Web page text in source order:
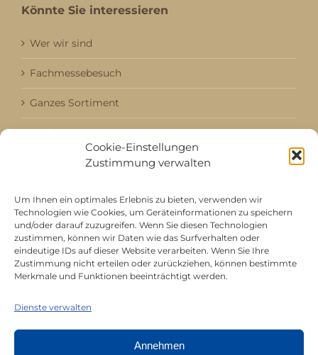
Cookie-Einstellungen
Zustimmung verwalten
Um Ihnen ein optimales Erlebnis zu bieten, verwenden wir
Technologien wie Cookies, um Geräteinformationen zu speichern
und/oder darauf zuzugreifen. Wenn Sie diesen Technologien
zustimmen, können wir Daten wie das Surfverhalten oder
eindeutige IDs auf dieser Website verarbeiten. Wenn Sie Ihre
Zustimmung nicht erteilen oder zurückziehen, können bestimmte
Merkmale und Funktionen beeinträchtigt werden.
Dienste verwalten
Annehmen
Könnte Sie interessieren
Wer wir sind
Fachmessebesuch
Ganzes Sortiment
Kataloge
Aktuell / Saison
Mitgliedschaft bei